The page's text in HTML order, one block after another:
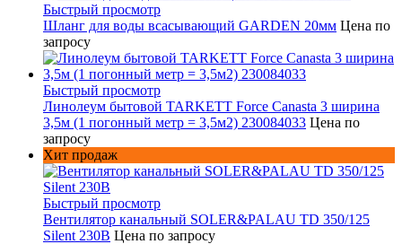
Быстрый просмотр
Шланг для воды всасывающий GARDEN 20мм Цена по
запросу
Быстрый просмотр
Линолеум бытовой TARKETT Force Canasta 3 ширина
3,5м (1 погонный метр = 3,5м2) 230084033 Цена по
запросу
Хит продаж
Быстрый просмотр
Вентилятор канальный SOLER&PALAU TD 350/125
Silent 230В Цена по запросу